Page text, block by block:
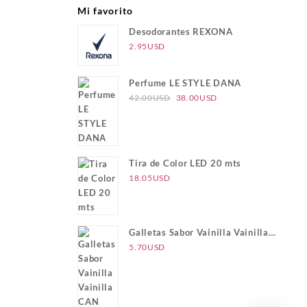
Mi favorito
Desodorantes REXONA
2.95 USD
Perfume LE STYLE DANA
42.00USD
El
38.00USD
Tira de Color LED 20 mts
18.05 USD
Galletas Sabor Vainilla Vainilla
CAN CAN
5.70USD